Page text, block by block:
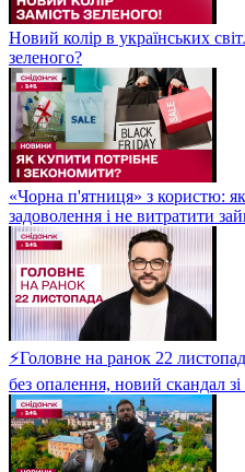
Новий колір в українських
зеленого?
«Чорна п'ятниця» з користю:
задоволення і не витратити
⚡Головне на ранок 22
без опалення, новий скандал